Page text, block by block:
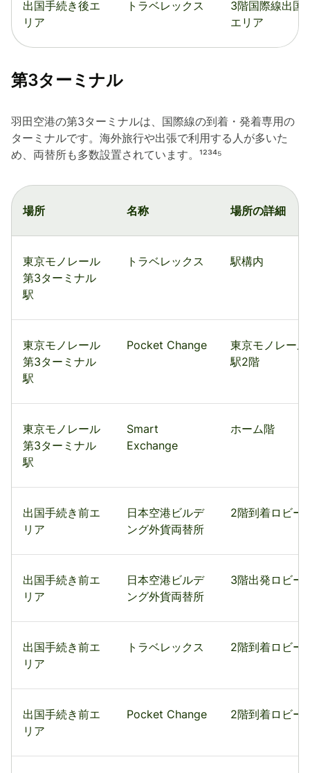
出国手続き後エ
リア
トラベレックス
3階国際線出国
エリア
第3ターミナル
羽田空港の第3ターミナルは、国際線の到着・発着専用の
ターミナルです。海外旅行や出張で利用する人が多いた
め、両替所も多数設置されています。¹²³⁴⁵
場所 名称 場所の詳細
東京モノレール
第3ターミナル
駅
トラベレックス 駅構内
東京モノレール
第3ターミナル
駅
Pocket Change
東京モノレール
駅2階
東京モノレール
第3ターミナル
駅
Smart
Exchange
ホーム階
出国手続き前エ
リア
日本空港ビルデ
ング外貨両替所
2階到着ロビー
出国手続き前エ
リア
日本空港ビルデ
ング外貨両替所
3階出発ロビー
出国手続き前エ
リア
トラベレックス 2階到着ロビー
出国手続き前エ
リア
Pocket Change 2階到着ロビー